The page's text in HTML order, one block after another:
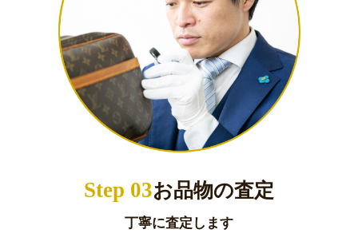
Step 03お品物の査定
丁寧に査定します